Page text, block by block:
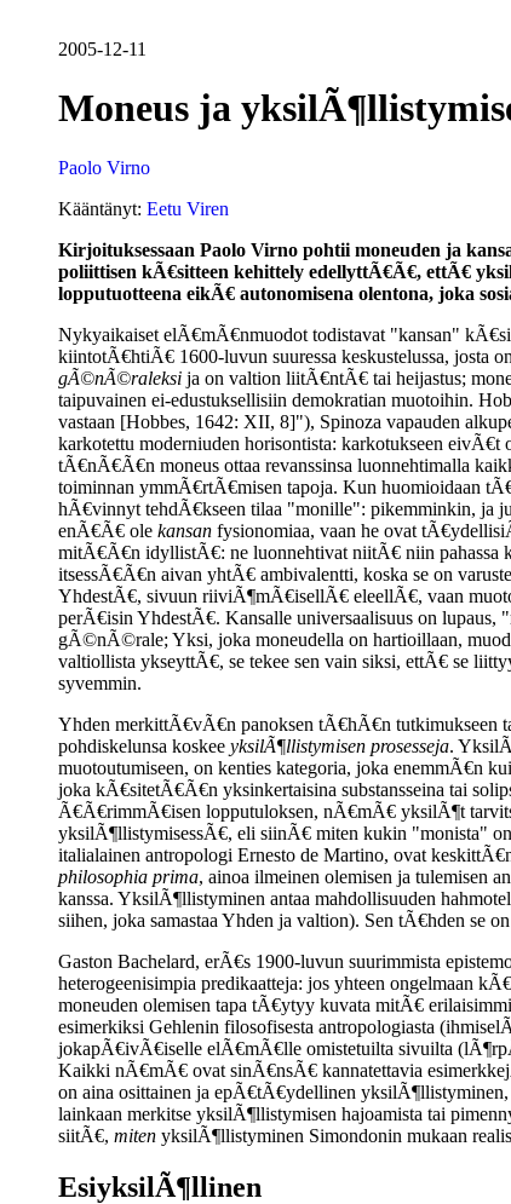
2005-12-11
Moneus ja
Paolo Virno
Kääntänyt: Eetu Viren
Kirjoituksessaan Paolo Virno pohtii moneuden ja
poliittisen kÃ€sitteen kehittely edellyttÃ€Ã€, ettÃ€
lopputuotteena eikÃ€ autonomisena olentona, joka
Nykyaikaiset elÃ€mÃ€nmuodot todistavat "kansan"
kiintotÃ€htiÃ€ 1600-luvun suuressa keskustelussa, josta
gÃ©nÃ©raleksi ja on valtion liitÃ€ntÃ€ tai heijastus;
taipuvainen ei-edustuksellisiin demokratian muotoihin.
vastaan [Hobbes, 1642: XII, 8]"), Spinoza vapauden
karkotettu moderniuden horisontista: karkotukseen eivÃ€t
tÃ€nÃ€Ã€n moneus ottaa revanssinsa luonnehtimalla
toiminnan ymmÃ€rtÃ€misen tapoja. Kun huomioidaan
hÃ€vinnyt tehdÃ€kseen tilaa "monille": pikemminkin, ja
enÃ€Ã€ ole kansan fysionomiaa, vaan he ovat
mitÃ€Ã€n idyllistÃ€: ne luonnehtivat niitÃ€ niin pahassa
itsessÃ€Ã€n aivan yhtÃ€ ambivalentti, koska se on
YhdestÃ€, sivuun riiviÃ¶mÃ€isellÃ€ eleellÃ€, vaan
perÃ€isin YhdestÃ€. Kansalle universaalisuus on
gÃ©nÃ©rale; Yksi, joka moneudella on hartioillaan,
valtiollista ykseyttÃ€, se tekee sen vain siksi, ettÃ€ se
syvemmin.
Yhden merkittÃ€vÃ€n panoksen tÃ€hÃ€n tutkimukseen
pohdiskelunsa koskee yksilÃ¶llistymisen prosesseja.
muotoutumiseen, on kenties kategoria, joka enemmÃ€n
joka kÃ€sitetÃ€Ã€n yksinkertaisina substansseina tai
Ã€Ã€rimmÃ€isen lopputuloksen, nÃ€mÃ€ yksilÃ¶t
yksilÃ¶llistymisessÃ€, eli siinÃ€ miten kukin "monista"
italialainen antropologi Ernesto de Martino, ovat
philosophia prima, ainoa ilmeinen olemisen ja tulemisen
kanssa. YksilÃ¶llistyminen antaa mahdollisuuden
siihen, joka samastaa Yhden ja valtion). Sen tÃ€hden se
Gaston Bachelard, erÃ€s 1900-luvun suurimmista
heterogeenisimpia predikaatteja: jos yhteen ongelmaan
moneuden olemisen tapa tÃ€ytyy kuvata mitÃ€
esimerkiksi Gehlenin filosofisesta antropologiasta
jokapÃ€ivÃ€iselle elÃ€mÃ€lle omistetuilta sivuilta
Kaikki nÃ€mÃ€ ovat sinÃ€nsÃ€ kannatettavia
on aina osittainen ja epÃ€tÃ€ydellinen
lainkaan merkitse yksilÃ¶llistymisen hajoamista tai
siitÃ€, miten yksilÃ¶llistyminen Simondonin mukaan
EsiyksilÃ¶llinen